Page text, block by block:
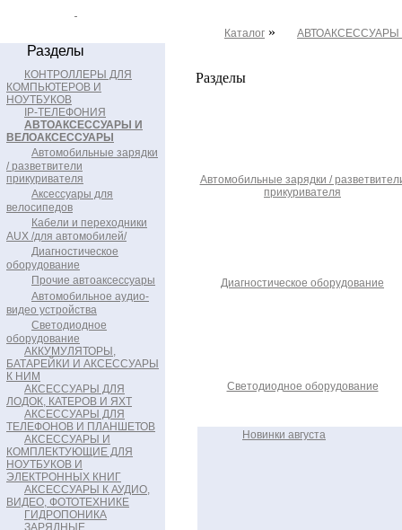
Каталог »
Разделы
КОНТРОЛЛЕРЫ ДЛЯ
КОМПЬЮТЕРОВ И
НОУТБУКОВ
IP-ТЕЛЕФОНИЯ
АВТОАКСЕССУАРЫ И
ВЕЛОАКСЕССУАРЫ
Автомобильные зарядки
/ разветвители
прикуривателя
Аксессуары для
велосипедов
Кабели и переходники
AUX /для автомобилей/
Диагностическое
оборудование
Прочие автоаксессуары
Автомобильное аудио-
видео устройства
Светодиодное
оборудование
АККУМУЛЯТОРЫ,
БАТАРЕЙКИ И АКСЕССУАРЫ
К НИМ
АКСЕССУАРЫ ДЛЯ
ЛОДОК, КАТЕРОВ И ЯХТ
АКСЕССУАРЫ ДЛЯ
ТЕЛЕФОНОВ И ПЛАНШЕТОВ
АКСЕССУАРЫ И
КОМПЛЕКТУЮЩИЕ ДЛЯ
НОУТБУКОВ И
ЭЛЕКТРОННЫХ КНИГ
АКСЕССУАРЫ К АУДИО,
ВИДЕО, ФОТОТЕХНИКЕ
ГИДРОПОНИКА
ЗАРЯДНЫЕ
Разделы
Автомобильные зарядки /
прикуривателя
Диагностическое оборудование
Светодиодное оборудование
Новинки августа